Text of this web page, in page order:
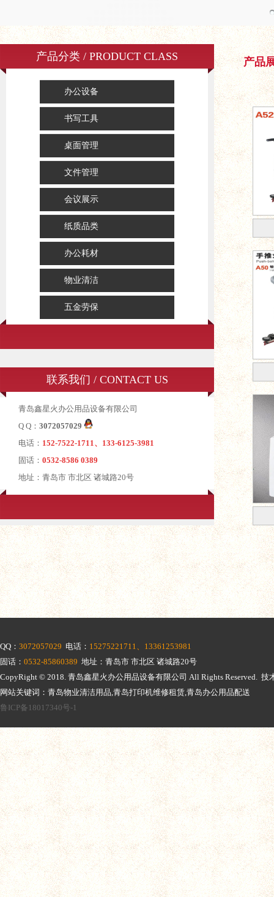
产品分类 / PRODUCT CLASS
办公设备
书写工具
桌面管理
文件管理
会议展示
纸质品类
办公耗材
物业清洁
五金劳保
联系我们 / CONTACT US
青岛鑫星火办公用品设备有限公司
Q Q： 3072057029
电话： 152-7522-1711、133-6125-3981
固话： 0532-8586 0389
地址：青岛市 市北区 诸城路20号
产品
QQ： 3072057029 电话： 15275221711、13361253981
固话： 0532-85860389 地址：青岛市 市北区 诸城路20号
CopyRight © 2018. 青岛鑫星火办公用品设备有限公司 All Rights Reserved. 技
网站关键词：青岛物业清洁用品,青岛打印机维修租赁,青岛办公用品配送
鲁ICP备18017340号-1